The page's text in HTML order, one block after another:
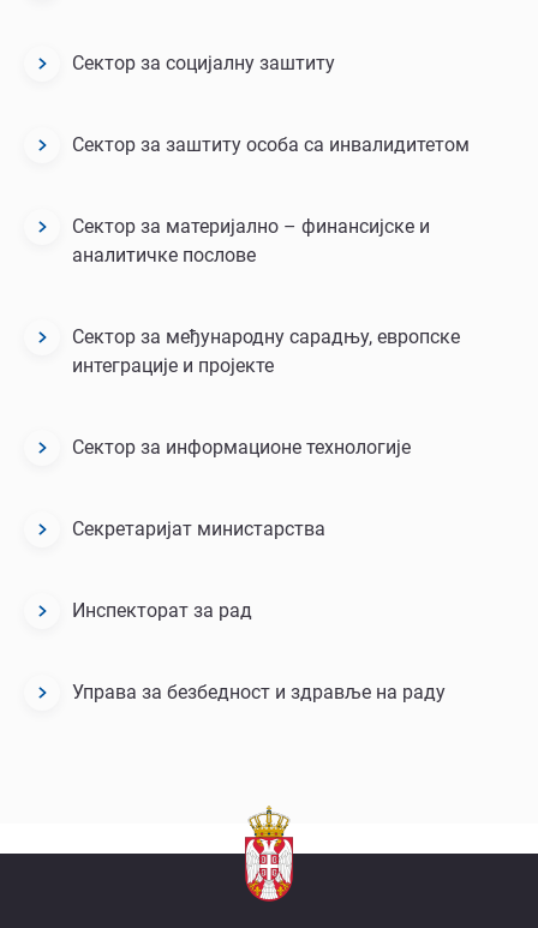
Сектор за социјалну заштиту
Сектор за заштиту особа са инвалидитетом
Сектор за материјално – финансијске и
аналитичке послове
Сектор за међународну сарадњу, европске
интеграције и пројекте
Сектор за информационе технологије
Секретаријат министарства
Инспекторат за рад
Управа за безбедност и здравље на раду